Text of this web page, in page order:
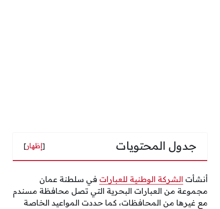
جدول المحتويات [إظهار]
أنشأت الشركة الوطنية للعبارات في سلطنة عمان
مجموعة من العبارات البحرية التي تصل محافظة مسندم
مع غيرها من المحافظات، كما حددت المواعيد الخاصة